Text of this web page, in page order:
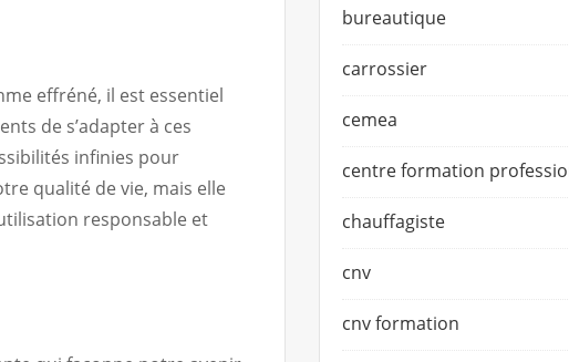
effréné, il est essentiel
de s’adapter à ces
infinies pour
qualité de vie, mais elle
responsable et
bureautique
carrossier
cemea
centre formation
chauffagiste
cnv
cnv formation